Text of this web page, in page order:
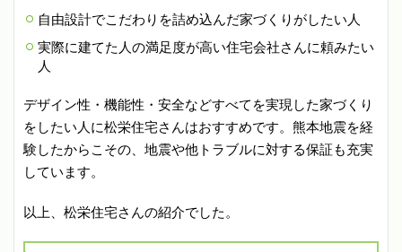
自由設計でこだわりを詰め込んだ家づくりがしたい人
実際に建てた人の満足度が高い住宅会社さんに頼みたい
人
デザイン性・機能性・安全などすべてを実現した家づくり
をしたい人に松栄住宅さんはおすすめです。熊本地震を経
験したからこその、地震や他トラブルに対する保証も充実
しています。
以上、松栄住宅さんの紹介でした。